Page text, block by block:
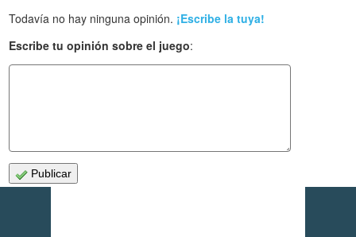
Todavía no hay ninguna opinión. ¡Escribe la tuya!
Escribe tu opinión sobre el juego:
Publicar